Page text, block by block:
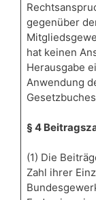
gegenüber
hat keinen
Herausgabe
Anwendung
§ 4
(1) Die
Zahl ihrer